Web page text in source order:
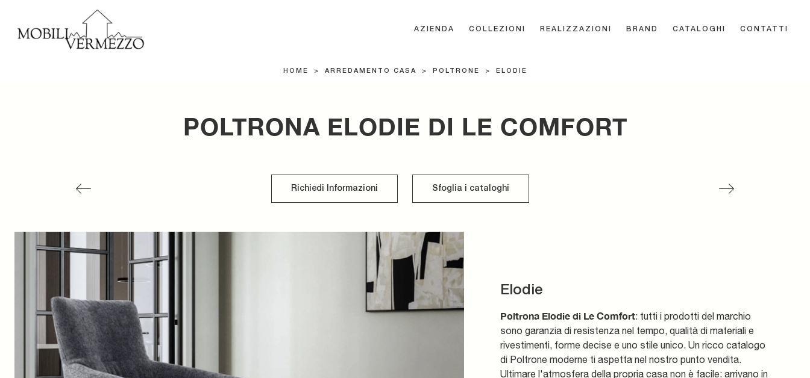
AZIENDA COLLEZIONI REALIZZAZIONI BRAND CATALOGHI CONTATTI
HOME > ARREDAMENTO CASA > POLTRONE > ELODIE
POLTRONA ELODIE DI LE COMFORT
Richiedi Informazioni Sfoglia i cataloghi
Elodie
Poltrona Elodie di Le Comfort: tutti i prodotti del marchio
sono garanzia di resistenza nel tempo, qualità di materiali e
rivestimenti, forme decise e uno stile unico. Un ricco catalogo
di Poltrone moderne ti aspetta nel nostro punto vendita.
Ultimare l'atmosfera della propria casa non è facile: arrivano in